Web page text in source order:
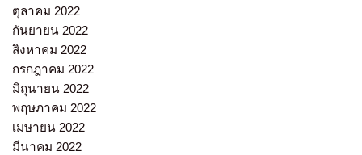
ตุลาคม 2022
กันยายน 2022
สิงหาคม 2022
กรกฎาคม 2022
มิถุนายน 2022
พฤษภาคม 2022
เมษายน 2022
มีนาคม 2022